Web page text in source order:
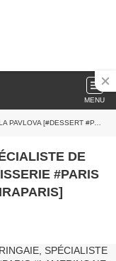
MENU
#LAMERINGAIE #NOEL #SORTIRAPARIS]
DE
#PARIS